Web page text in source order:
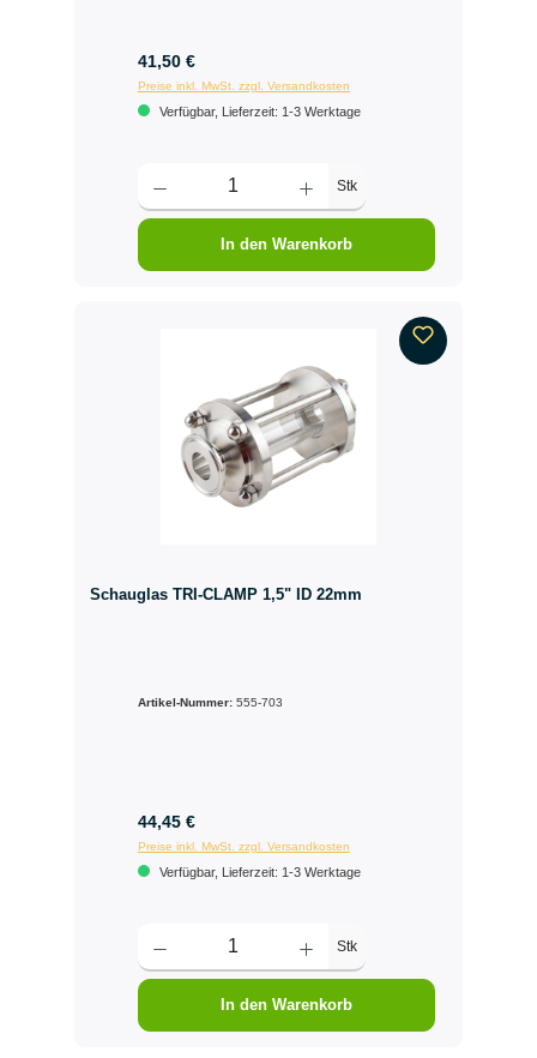
41,50 €
Preise inkl. MwSt. zzgl. Versandkosten
Verfügbar, Lieferzeit: 1-3 Werktage
Stk
In den Warenkorb
Schauglas TRI-CLAMP 1,5" ID 22mm
Artikel-Nummer: 555-703
44,45 €
Preise inkl. MwSt. zzgl. Versandkosten
Verfügbar, Lieferzeit: 1-3 Werktage
Stk
In den Warenkorb